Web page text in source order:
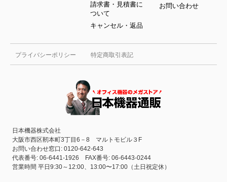
プライバシーポリシー 特定商取引表記
日本機器株式会社
大阪市西区靭本町3丁目6－8 マルトモビル３F
お問い合わせ窓口: 0120-642-643
代表番号: 06-6441-1926 FAX番号: 06-6443-0244
営業時間 平日9:30～12:00、13:00〜17:00（土日祝定休）
請求書・見積書に
ついて
キャンセル・返品
お問い合わせ